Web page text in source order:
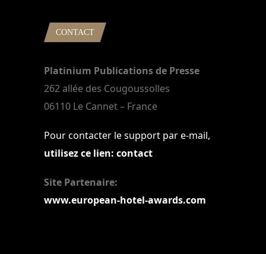
CONTACT
Platinium Publications de Presse
262 allée des Cougoussolles
06110 Le Cannet – France
Pour contacter le support par e-mail,
utilisez ce lien: contact
Site Partenaire:
www.european-hotel-awards.com